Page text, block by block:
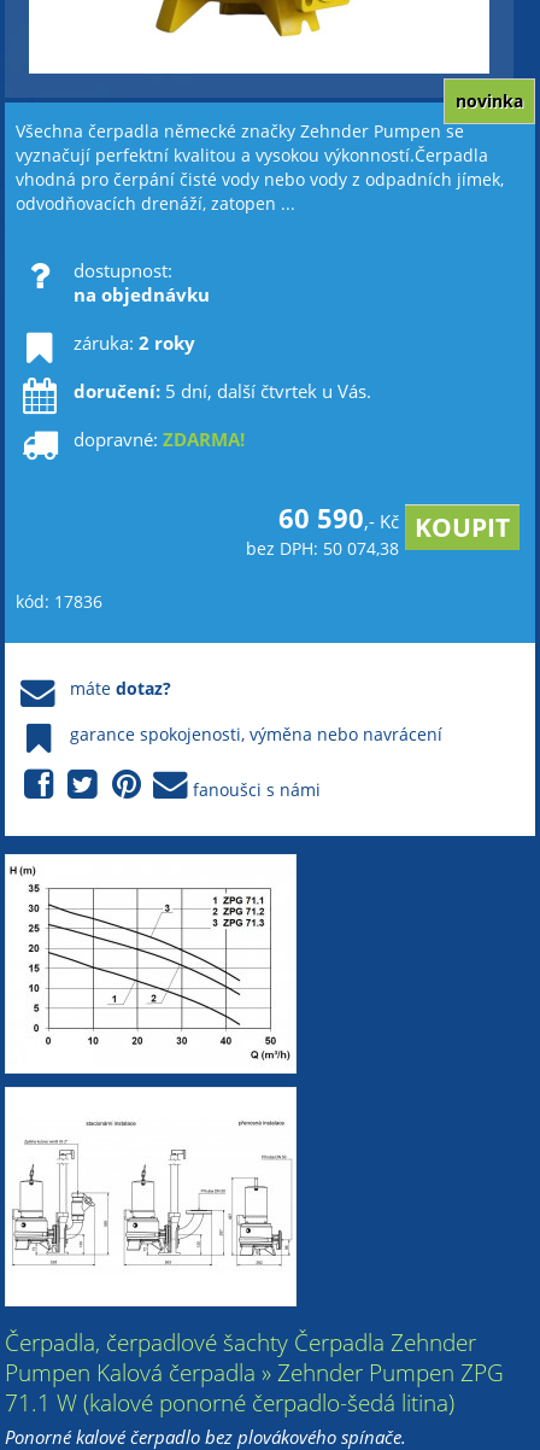
Všechna čerpadla německé značky Zehnder Pumpen se
vyznačují perfektní kvalitou a vysokou výkonností.Čerpadla
vhodná pro čerpání čisté vody nebo vody z odpadních jímek,
odvodňovacích drenáží, zatopen ...
novinka
dostupnost:
na objednávku
záruka: 2 roky
doručení: 5 dní, další čtvrtek u Vás.
dopravné: ZDARMA!
60 590,- Kč
bez DPH: 50 074,38
kód: 17836
mátedotaz?
garance spokojenosti, výměna nebo navrácení
fanoušci s námi
Čerpadla, čerpadlové šachty Čerpadla Zehnder
Pumpen Kalová čerpadla » Zehnder Pumpen ZPG
71.1 W (kalové ponorné čerpadlo-šedá litina)
Ponorné kalové čerpadlo bez plovákového spínače.